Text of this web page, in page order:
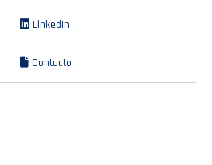
LinkedIn
Contacto